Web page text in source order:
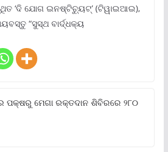
‘ଦି ଯୋଗ ଇନଷ୍ଟିଚ୍ୟୁଟ୍‌’ (ଟିୱାଇଆଇ),
“ସୁସ୍ଥ ବାର୍ଦ୍ଧକ୍ୟ
ପକ୍ଷରୁ ମେଗା ରକ୍ତଦାନ ଶିବିରରେ ୨୮୦